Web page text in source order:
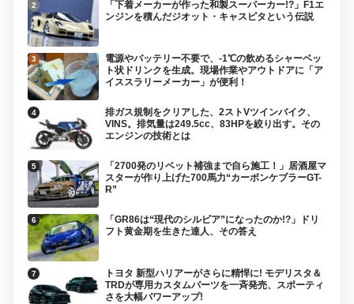
「下着メーカーが作った和製スーパーカー!?」F1エ
ンジンを積んだジオット・キャスピタという伝説
電源やバッテリー不要で、-1℃の飲めるシャーベッ
ト状ドリンクを生成。現場作業やアウトドアに「ア
イススラリーメーカー」が便利！
排ガス規制をクリアした、2ストVツインバイク、
VINS。排気量は249.5cc、83HPを絞り出す。その
エンジンの技術とは
「2700発のリベット補強まで自ら施工！」居酒屋マ
スターが作り上げた700馬力“カーボンケブラーGT-
R”
「GR86は“現代のシルビア”になったのか!?」ドリ
フト黄金期を生きた達人、その答え
トヨタ 新型ハリアーがさらに精悍に! モデリスタ＆
TRDが専用カスタムパーツを一斉発売、スポーティ
さを大幅パワーアップ!